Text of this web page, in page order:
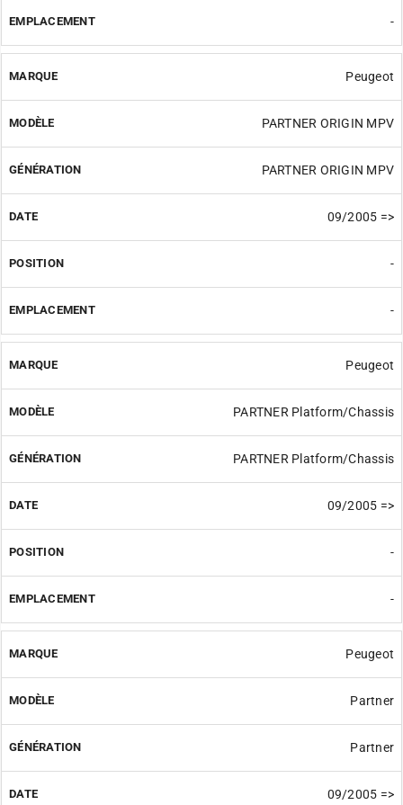
-
Peugeot
PARTNER ORIGIN MPV
PARTNER ORIGIN MPV
09/2005 =>
-
-
Peugeot
PARTNER Platform/Chassis
PARTNER Platform/Chassis
09/2005 =>
-
-
Peugeot
Partner
Partner
09/2005 =>